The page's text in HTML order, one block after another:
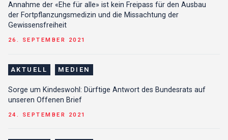
Annahme der «Ehe für alle» ist kein Freipass für den Ausbau
der Fortpflanzungsmedizin und die Missachtung der
Gewissensfreiheit
26. SEPTEMBER 2021
AKTUELL MEDIEN
Sorge um Kindeswohl: Dürftige Antwort des Bundesrats auf
unseren Offenen Brief
24. SEPTEMBER 2021